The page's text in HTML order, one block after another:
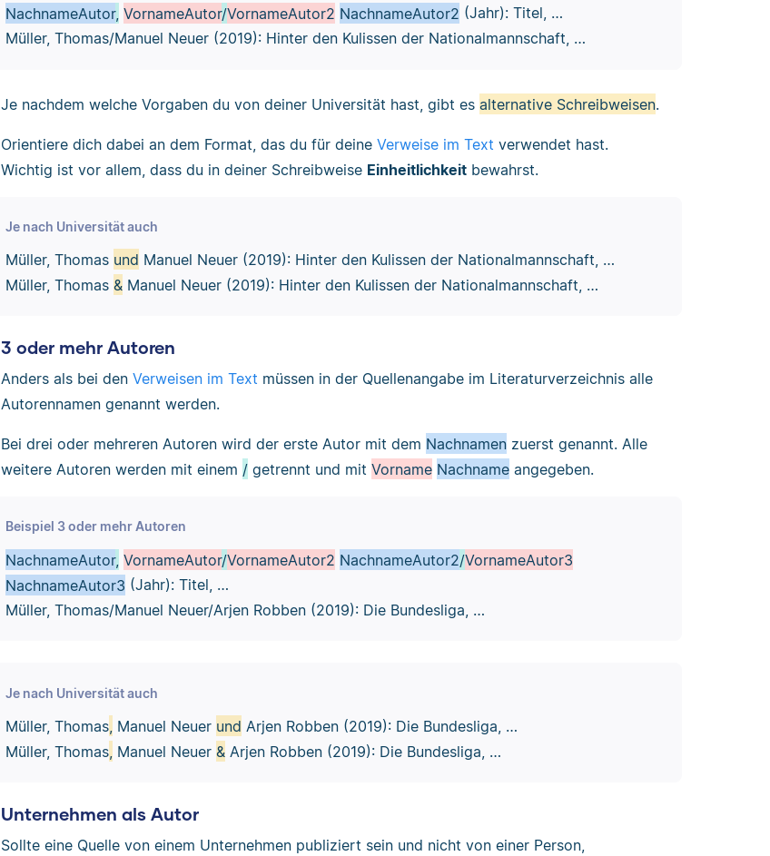
NachnameAutor, VornameAutor/VornameAutor2 NachnameAutor2 (Jahr): Titel, …
Müller, Thomas/Manuel Neuer (2019): Hinter den Kulissen der Nationalmannschaft, …
Je nachdem welche Vorgaben du von deiner Universität hast, gibt es alternative Schreibweisen.
Orientiere dich dabei an dem Format, das du für deine Verweise im Text verwendet hast.
Wichtig ist vor allem, dass du in deiner Schreibweise Einheitlichkeit bewahrst.
Je nach Universität auch
Müller, Thomas und Manuel Neuer (2019): Hinter den Kulissen der Nationalmannschaft, …
Müller, Thomas &Manuel Neuer (2019): Hinter den Kulissen der Nationalmannschaft, …
3 oder mehr Autoren
Anders als bei den Verweisen im Text müssen in der Quellenangabe im Literaturverzeichnis alle
Autorennamen genannt werden.
Bei drei oder mehreren Autoren wird der erste Autor mit dem Nachnamen zuerst genannt. Alle
weitere Autoren werden mit einem / getrennt und mit Vorname Nachname angegeben.
Beispiel 3 oder mehr Autoren
NachnameAutor, VornameAutor/VornameAutor2 NachnameAutor2/VornameAutor3
NachnameAutor3 (Jahr): Titel, …
Müller, Thomas/Manuel Neuer/Arjen Robben (2019): Die Bundesliga, …
Je nach Universität auch
Müller, Thomas, Manuel Neuer und Arjen Robben (2019): Die Bundesliga, …
Müller, Thomas, Manuel Neuer &Arjen Robben (2019): Die Bundesliga, …
Unternehmen als Autor
Sollte eine Quelle von einem Unternehmen publiziert sein und nicht von einer Person,